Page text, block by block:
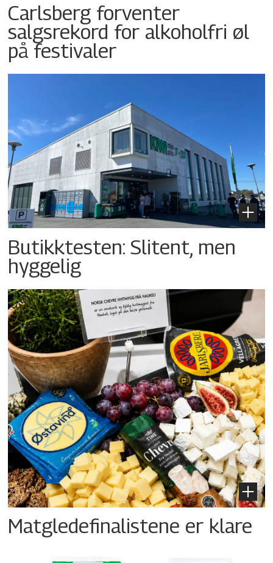
Carlsberg forventer
salgsrekord for alkoholfri øl
på festivaler
Butikktesten: Slitent, men
hyggelig
Matgledefinalistene er klare